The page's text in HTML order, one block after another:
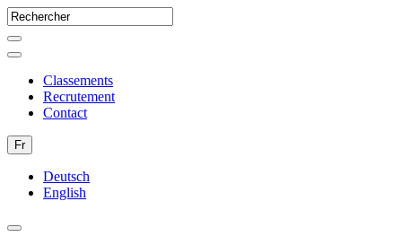
Classements
Recrutement
Contact
Fr
Deutsch
English